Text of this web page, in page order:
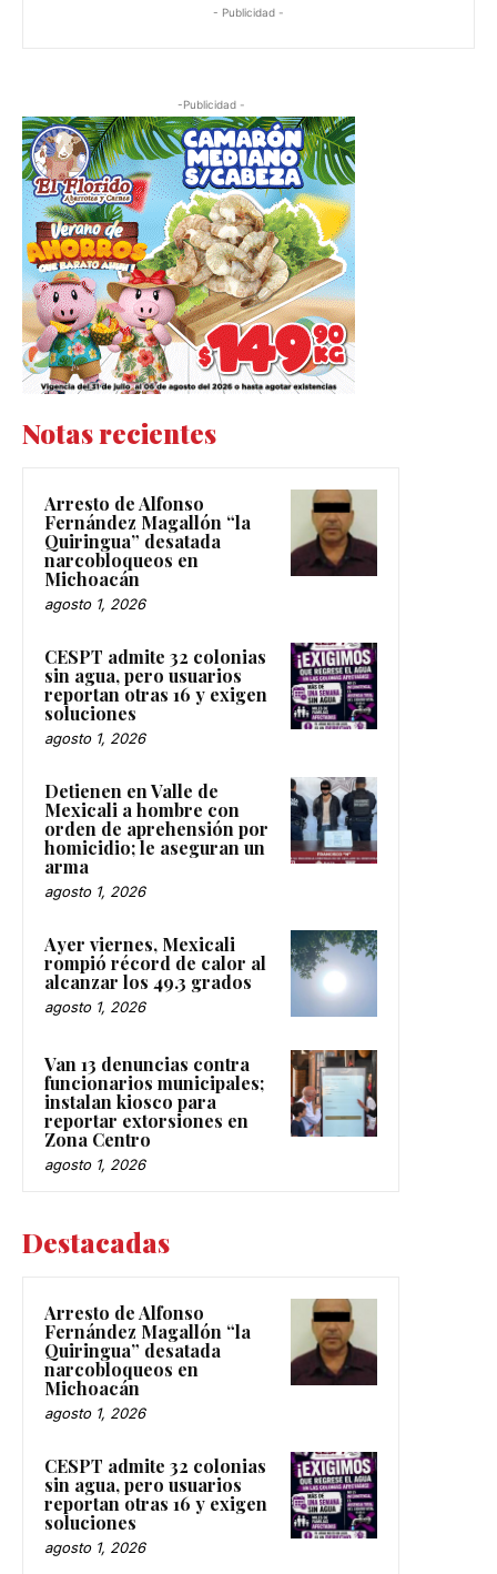
- Publicidad -
-Publicidad -
Notas recientes
Arresto de Alfonso
Fernández Magallón “la
Quiringua” desatada
narcobloqueos en
Michoacán
agosto 1, 2026
CESPT admite 32 colonias
sin agua, pero usuarios
reportan otras 16 y exigen
soluciones
agosto 1, 2026
Detienen en Valle de
Mexicali a hombre con
orden de aprehensión por
homicidio; le aseguran un
arma
agosto 1, 2026
Ayer viernes, Mexicali
rompió récord de calor al
alcanzar los 49.3 grados
agosto 1, 2026
Van 13 denuncias contra
funcionarios municipales;
instalan kiosco para
reportar extorsiones en
Zona Centro
agosto 1, 2026
Destacadas
Arresto de Alfonso
Fernández Magallón “la
Quiringua” desatada
narcobloqueos en
Michoacán
agosto 1, 2026
CESPT admite 32 colonias
sin agua, pero usuarios
reportan otras 16 y exigen
soluciones
agosto 1, 2026